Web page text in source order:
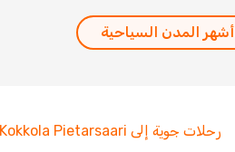
أشهر المدن السياحية
رحلات جوية إلى Kokkola Pietarsaari